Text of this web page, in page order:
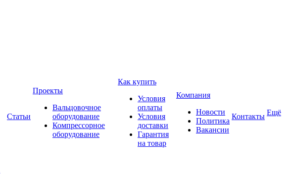
Статьи
Проекты
Вальцовочное
оборудование
Компрессорное
оборудование
Как купить
Условия
оплаты
Условия
доставки
Гарантия
на товар
Компания
Новости
Политика
Вакансии
Контакты Ещё